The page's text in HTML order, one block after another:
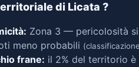
di Licata ?
Zona 3 — pericolosità
meno probabili
frane: il 2% del territorio